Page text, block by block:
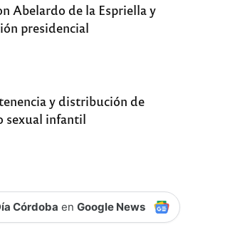
Abelardo de la Espriella y
presidencial
y distribución de
sexual infantil
Córdoba enGoogle News